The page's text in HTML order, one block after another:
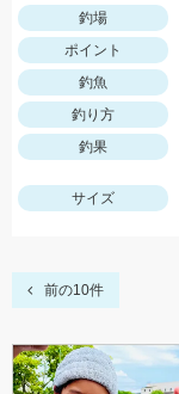
釣場
ポイント
釣魚
釣り方
釣果
サイズ
前の10件